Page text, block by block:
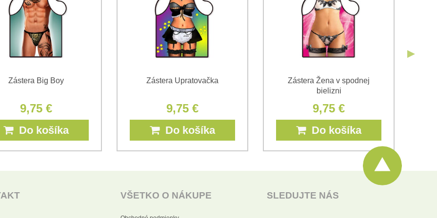
Zástera Big Boy
9,75 €
Do košíka
Zástera Upratovačka
9,75 €
Do košíka
Zástera Žena v spodnej
bielizni
9,75 €
Do košíka
VŠETKO O NÁKUPE SLEDUJTE NÁS